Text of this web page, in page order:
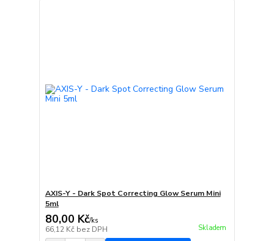
AXIS-Y - Dark Spot Correcting Glow Serum Mini
5ml
80,00 Kč/ks
66,12 Kč bez DPH Skladem